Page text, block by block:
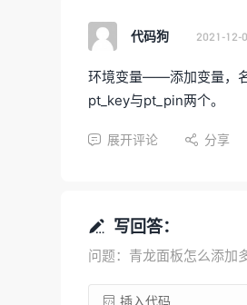
代码狗 2021-12-
环境变量——添加变量，
pt_key与pt_pin两个。
 展开评论  分享
 写回答：
问题：青龙面板怎么添加
 插入代码